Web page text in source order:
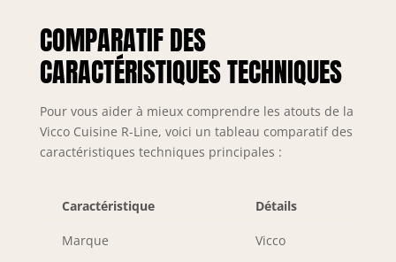
COMPARATIF DES
CARACTÉRISTIQUES TECHNIQUES
Pour vous aider à mieux comprendre les atouts de la
Vicco Cuisine R-Line, voici un tableau comparatif des
caractéristiques techniques principales :
Caractéristique Détails
Marque Vicco